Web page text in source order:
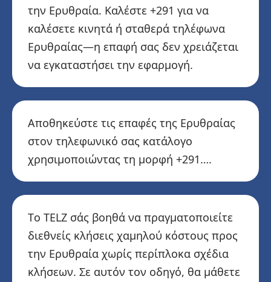
την Ερυθραία. Καλέστε +291 για να
καλέσετε κινητά ή σταθερά τηλέφωνα
Ερυθραίας—η επαφή σας δεν χρειάζεται
να εγκαταστήσει την εφαρμογή.
Αποθηκεύστε τις επαφές της Ερυθραίας
στον τηλεφωνικό σας κατάλογο
χρησιμοποιώντας τη μορφή +291….
Το TELZ σάς βοηθά να πραγματοποιείτε
διεθνείς κλήσεις χαμηλού κόστους προς
την Ερυθραία χωρίς περίπλοκα σχέδια
κλήσεων. Σε αυτόν τον οδηγό, θα μάθετε